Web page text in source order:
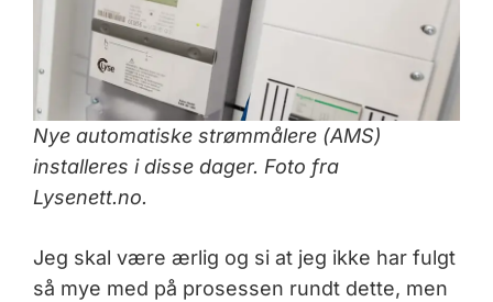
Nye automatiske strømmålere (AMS)
installeres i disse dager. Foto fra
Lysenett.no.
Jeg skal være ærlig og si at jeg ikke har fulgt
så mye med på prosessen rundt dette, men